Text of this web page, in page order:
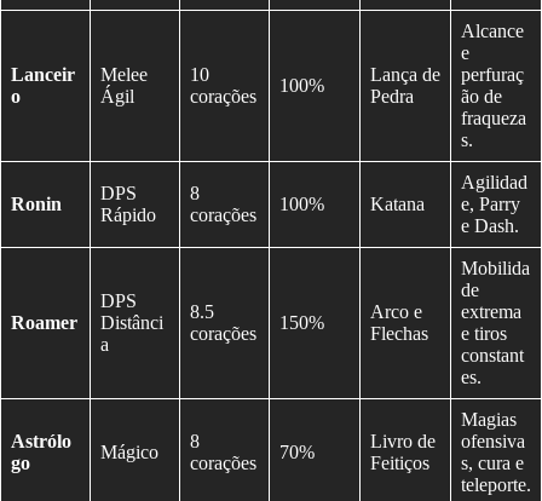
Lanceir
o
Melee
Ágil
10
corações
100%
Lança de
Pedra
Alcance
e
perfuraç
ão de
fraqueza
s.
Ronin
DPS
Rápido
8
corações
100% Katana
Agilidad
e, Parry
e Dash.
Roamer
DPS
Distânci
a
8.5
corações
150%
Arco e
Flechas
Mobilida
de
extrema
e tiros
constant
es.
Astrólo
go
Mágico
8
corações
70%
Livro de
Feitiços
Magias
ofensiva
s, cura e
teleporte.